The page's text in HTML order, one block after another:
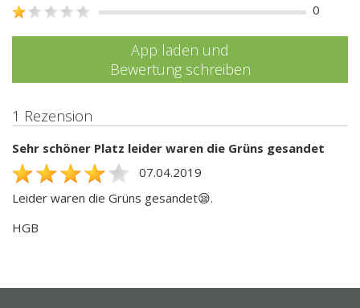
0
App laden und
Bewertung schreiben
1 Rezension
Sehr schöner Platz leider waren die Grüns gesandet
07.04.2019
Leider waren die Grüns gesandet😪.
HGB